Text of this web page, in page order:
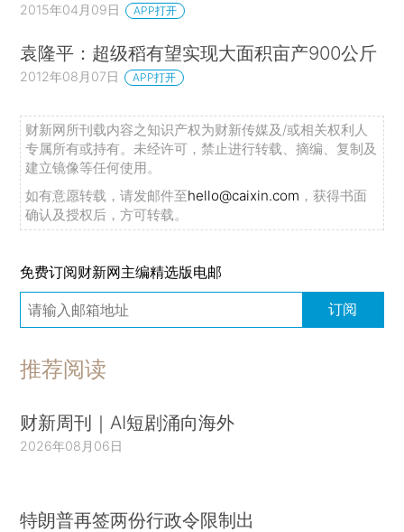
2015年04月09日 APP打开
袁隆平：超级稻有望实现大面积亩产900公斤
2012年08月07日 APP打开
财新网所刊载内容之知识产权为财新传媒及/或相关权利人
专属所有或持有。未经许可，禁止进行转载、摘编、复制及
建立镜像等任何使用。
如有意愿转载，请发邮件至hello@caixin.com ，获得书面
确认及授权后，方可转载。
免费订阅财新网主编精选版电邮
订阅
推荐阅读
财新周刊｜AI短剧涌向海外
2026年08月06日
特朗普再签两份行政令限制出